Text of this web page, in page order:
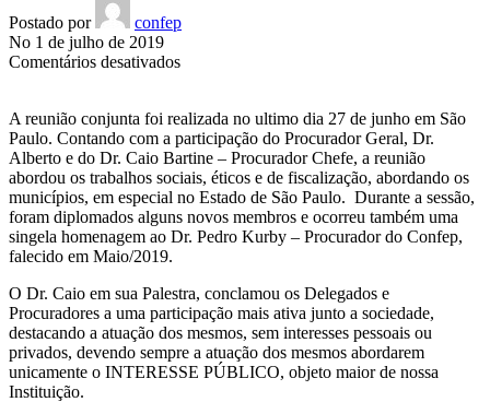
Postado por
confep
No 1 de julho de 2019
Comentários desativadosem
REUNIÃO
CONJUNTA
DE
DELEGADOS
E
PROCURADORES
EM
A reunião conjunta foi realizada no ultimo dia 27 de junho em São
Paulo. Contando com a participação do Procurador Geral, Dr.
Alberto e do Dr. Caio Bartine – Procurador Chefe, a reunião
abordou os trabalhos sociais, éticos e de fiscalização, abordando os
municípios, em especial no Estado de São Paulo. Durante a sessão,
foram diplomados alguns novos membros e ocorreu também uma
singela homenagem ao Dr. Pedro Kurby – Procurador do Confep,
falecido em Maio/2019.
O Dr. Caio em sua Palestra, conclamou os Delegados e
Procuradores a uma participação mais ativa junto a sociedade,
destacando a atuação dos mesmos, sem interesses pessoais ou
privados, devendo sempre a atuação dos mesmos abordarem
unicamente o INTERESSE PÚBLICO, objeto maior de nossa
Instituição.